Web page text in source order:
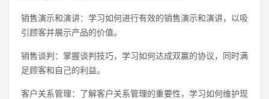
销售演示和演讲：学习如何进行有效的销售演示和演讲，以吸
引顾客并展示产品的价值。
销售谈判：掌握谈判技巧，学习如何达成双赢的协议，同时满
足顾客和自己的利益。
客户关系管理：了解客户关系管理的重要性，学习如何维护现